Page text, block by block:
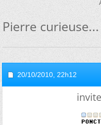
Pierre curieuse...
20/10/2010, 22h12